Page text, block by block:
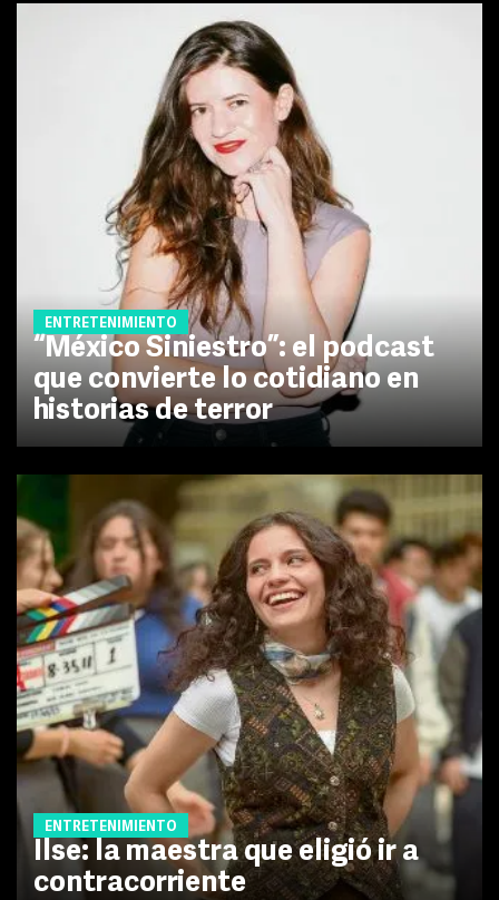
ENTRETENIMIENTO
“México Siniestro”: el podcast
que convierte lo cotidiano en
historias de terror
ENTRETENIMIENTO
Ilse: la maestra que eligió ir a
contracorriente